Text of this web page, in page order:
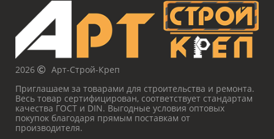
2026
Арт-Строй-Креп
Приглашаем за товарами для строительства и ремонта.
Весь товар сертифицирован, соответствует стандартам
качества ГОСТ и DIN. Выгодные условия оптовых
покупок благодаря прямым поставкам от
производителя.